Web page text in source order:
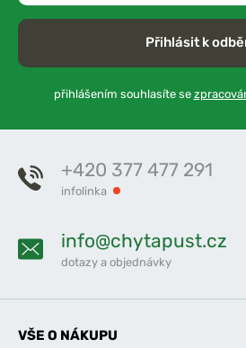
Přihlásit k
přihlášením souhlasíte se
+420 377 477 291
infolinka
info@chytapust.cz
dotazy a objednávky
VŠE O NÁKUPU